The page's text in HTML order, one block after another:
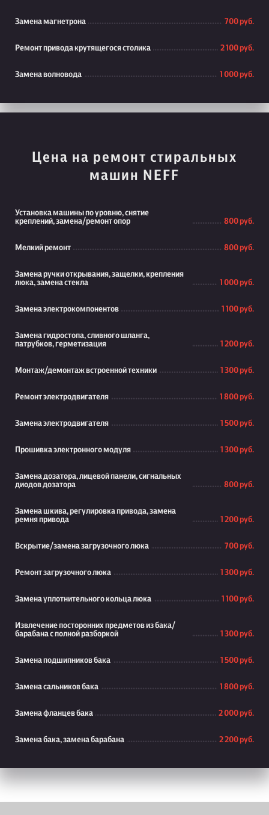
Замена магнетрона 700 руб.
Ремонт привода крутящегося столика 2 100 руб.
Замена волновода 1 000 руб.
Цена на ремонт стиральных
машин NEFF
Установка машины по уровню, снятие
креплений, замена/ремонт опор
800 руб.
Мелкий ремонт 800 руб.
Замена ручки открывания, защелки, крепления
люка, замена стекла
1 000 руб.
Замена электрокомпонентов 1 100 руб.
Замена гидростопа, сливного шланга,
патрубков, герметизация
1 200 руб.
Монтаж/демонтаж встроенной техники 1 300 руб.
Ремонт электродвигателя 1 800 руб.
Замена электродвигателя 1 500 руб.
Прошивка электронного модуля 1 300 руб.
Замена дозатора, лицевой панели, сигнальных
диодов дозатора
800 руб.
Замена шкива, регулировка привода, замена
ремня привода
1 200 руб.
Вскрытие/замена загрузочного люка 700 руб.
Ремонт загрузочного люка 1 300 руб.
Замена уплотнительного кольца люка 1 100 руб.
Извлечение посторонних предметов из бака/
барабана с полной разборкой
1 300 руб.
Замена подшипников бака 1 500 руб.
Замена сальников бака 1 800 руб.
Замена фланцев бака 2 000 руб.
Замена бака, замена барабана 2 200 руб.